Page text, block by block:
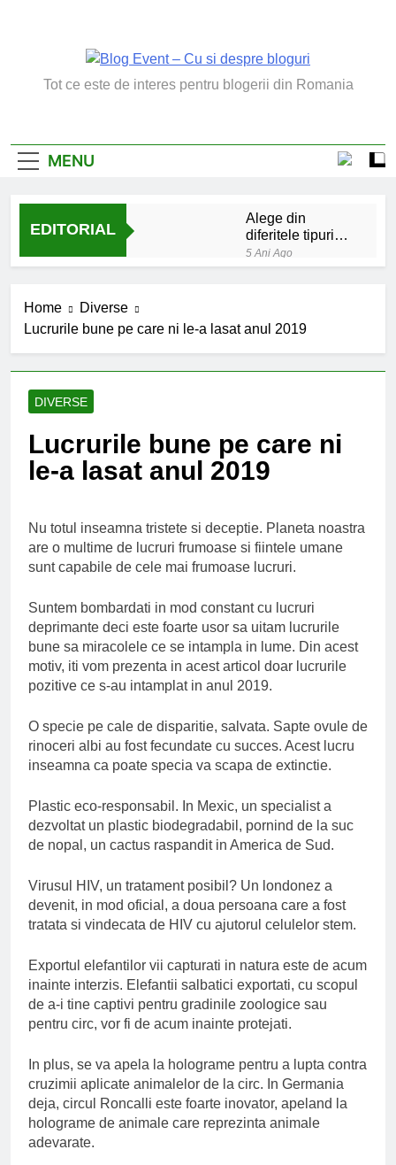
Blog Event – Cu Si
Tot ce este de interes pentru blogerii din Romania
MENU
EDITORIAL
Alege din
diferitele tipuri
de bratara de
argint
5 Ani Ago
invatate de la copilul
meu
Donald Trump
6 Ani Ago
Earthing sau
beneficiile contactului
Este posibil sa ne
iertam?
6 Ani Ago
Home
Diverse
Lucrurile bune pe care ni le-a lasat anul 2019
DIVERSE
Lucrurile bune pe care ni
le-a lasat anul 2019
Nu totul inseamna tristete si deceptie. Planeta noastra
are o multime de lucruri frumoase si fiintele umane
sunt capabile de cele mai frumoase lucruri.
Suntem bombardati in mod constant cu lucruri
deprimante deci este foarte usor sa uitam lucrurile
bune sa miracolele ce se intampla in lume. Din acest
motiv, iti vom prezenta in acest articol doar lucrurile
pozitive ce s-au intamplat in anul 2019.
O specie pe cale de disparitie, salvata. Sapte ovule de
rinoceri albi au fost fecundate cu succes. Acest lucru
inseamna ca poate specia va scapa de extinctie.
Plastic eco-responsabil. In Mexic, un specialist a
dezvoltat un plastic biodegradabil, pornind de la suc
de nopal, un cactus raspandit in America de Sud.
Virusul HIV, un tratament posibil? Un londonez a
devenit, in mod oficial, a doua persoana care a fost
tratata si vindecata de HIV cu ajutorul celulelor stem.
Exportul elefantilor vii capturati in natura este de acum
inainte interzis. Elefantii salbatici exportati, cu scopul
de a-i tine captivi pentru gradinile zoologice sau
pentru circ, vor fi de acum inainte protejati.
In plus, se va apela la holograme pentru a lupta contra
cruzimii aplicate animalelor de la circ. In Germania
deja, circul Roncalli este foarte inovator, apeland la
holograme de animale care reprezinta animale
adevarate.